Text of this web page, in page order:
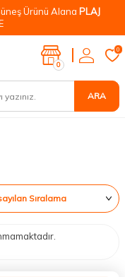
Ürünü Alana PLAJ
ARA
0
0